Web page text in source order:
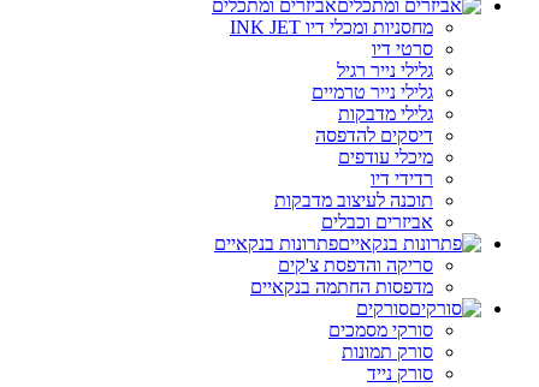
אביזרים ומתכלים
מחסניות ומכלי דיו INK JET
סרטי דיו
גלילי נייר רגיל
גלילי נייר טרמיים
גלילי מדבקות
דיסקים להדפסה
מיכלי עודפים
רדידי דיו
תוכנה לעיצוב מדבקות
אביזרים וכבלים
פתרונות בנקאיים
סריקה והדפסת צ'קים
מדפסות החתמה בנקאיים
סורקים
סורקי מסמכים
סורק תמונות
סורק נייד